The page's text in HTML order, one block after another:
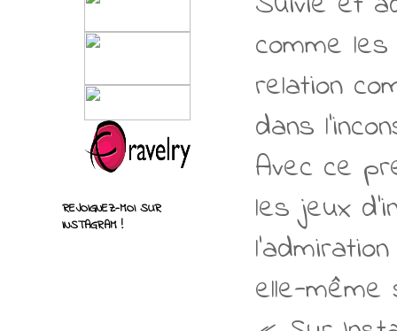
comme
relation
dans
Avec ce
les jeux
elle-même
REJOIGNEZ-MOI SUR
INSTAGRAM !